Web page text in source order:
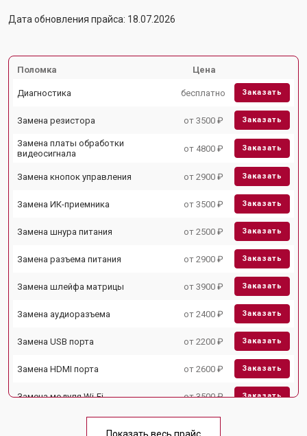
Дата обновления прайса: 18.07.2026
Поломка Цена
Диагностика бесплатно Заказать
Замена резистора от 3500 ₽ Заказать
Замена платы обработки
видеосигнала
от 4800 ₽ Заказать
Замена кнопок управления от 2900 ₽ Заказать
Замена ИК-приемника от 3500 ₽ Заказать
Замена шнура питания от 2500 ₽ Заказать
Замена разъема питания от 2900 ₽ Заказать
Замена шлейфа матрицы от 3900 ₽ Заказать
Замена аудиоразъема от 2400 ₽ Заказать
Замена USB порта от 2200 ₽ Заказать
Замена HDMI порта от 2600 ₽ Заказать
Замена модуля Wi-Fi от 3500 ₽ Заказать